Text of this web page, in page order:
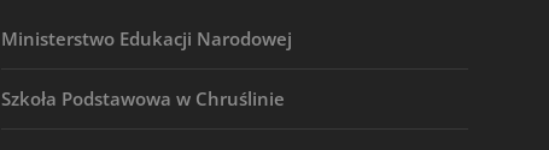
Ministerstwo Edukacji Narodowej
Szkoła Podstawowa w Chruślinie